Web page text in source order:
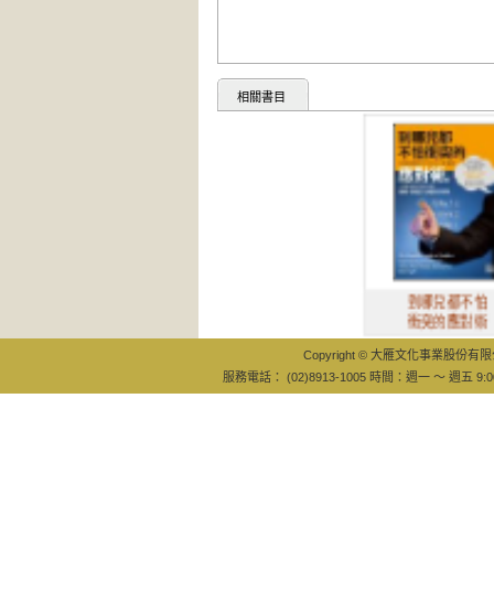
相關書目
到哪兒都不怕
衝突的應對術
Copyright © 大雁文化事業股份有
服務電話： (02)8913-1005 時間：週一 ～ 週五